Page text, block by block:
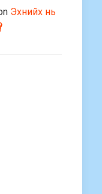
Эхнийх нь